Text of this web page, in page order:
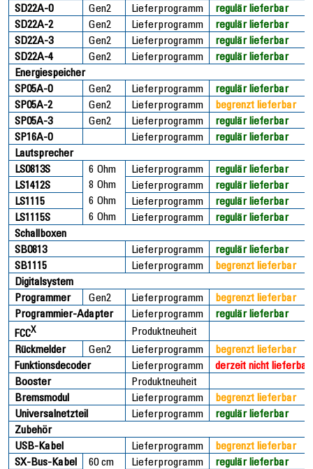
SD22A-0
Gen2 Lieferprogramm
regulär lieferbar
SD22A-2
Gen2 Lieferprogramm
regulär lieferbar
SD22A-3
Gen2 Lieferprogramm
regulär lieferbar
SD22A-4
Gen2 Lieferprogramm
regulär lieferbar
Energiespeicher
SP05A-0
Gen2 Lieferprogramm
regulär lieferbar
SP05A-2
Gen2 Lieferprogramm
begrenzt lieferbar
SP05A-3
Gen2 Lieferprogramm
regulär lieferbar
SP16A-0
Lieferprogramm
regulär lieferbar
Lautsprecher
LS0813S
6 Ohm Lieferprogramm
regulär lieferbar
LS1412S
8 Ohm Lieferprogramm
regulär lieferbar
LS1115
6 Ohm Lieferprogramm
regulär lieferbar
LS1115S
6 Ohm Lieferprogramm
regulär lieferbar
Schallboxen
SB0813
Lieferprogramm
regulär lieferbar
SB1115
Lieferprogramm
begrenzt lieferbar
Digitalsystem
Programmer
Gen2 Lieferprogramm
begrenzt lieferbar
Programmier-Adapter
Lieferprogramm
regulär lieferbar
FCCX
Produktneuheit
Rückmelder
Gen2 Lieferprogramm
begrenzt lieferbar
Funktionsdecoder
Lieferprogramm
derzeit nicht lieferbar
Booster
Produktneuheit
Bremsmodul
Lieferprogramm
begrenzt lieferbar
Universalnetzteil
Lieferprogramm
regulär lieferbar
Zubehör
USB-Kabel
Lieferprogramm
begrenzt lieferbar
SX-Bus-Kabel
60 cm Lieferprogramm
regulär lieferbar